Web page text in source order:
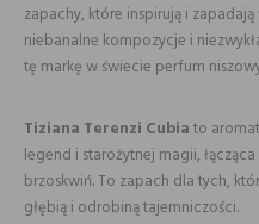
zapachy, które inspirują i
niebanalne kompozycje i
tę markę w świecie perfum
Tiziana Terenzi Cubiato
legend i starożytnej magii,
brzoskwiń. To zapach dla tych,
głębią i odrobiną tajemniczości.